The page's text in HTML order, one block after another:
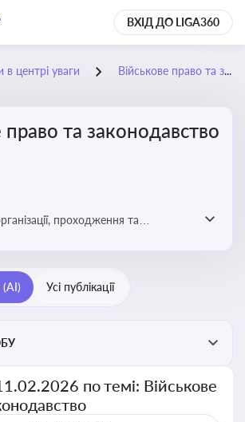
ВХІД ДО LIGA360
в центрі уваги Військове право та законодавство
право та законодавство
проходження та
у воєнний час
(AI) Усі публікації
по темі: Військове